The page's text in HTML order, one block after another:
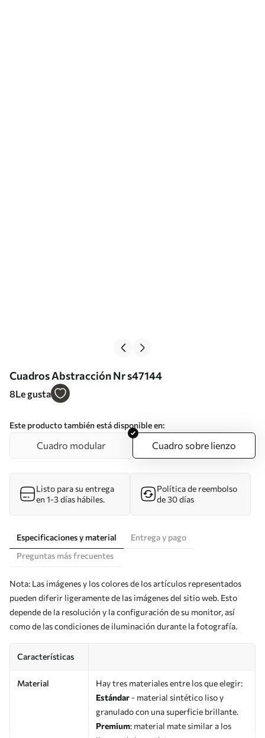
Cuadros Abstracción Nr s47144
8Le gusta
Este producto también está disponible en:
Cuadro modular Cuadro sobre lienzo
Listo para su entrega
en 1-3 días hábiles.
Política de reembolso
de 30 días
Especificaciones y material
Entrega y pago
Preguntas más frecuentes
Nota: Las imágenes y los colores de los artículos representados
pueden diferir ligeramente de las imágenes del sitio web. Esto
depende de la resolución y la configuración de su monitor, así
como de las condiciones de iluminación durante la fotografía.
Características
Material
Hay tres materiales entre los que elegir:
Estándar - material sintético liso y
granulado con una superficie brillante.
Premium: material mate similar a los